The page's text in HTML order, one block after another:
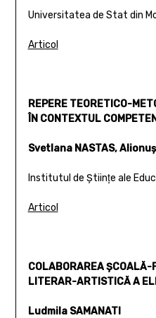
Universitatea de Stat din
Articol
REPERE TEORETICO-
ÎN CONTEXTUL
Svetlana NASTAS,
Institutul de Ştiinţe ale
Articol
COLABORAREA ŞCOALĂ-
LITERAR-ARTISTICĂ A
Ludmila SAMANATI